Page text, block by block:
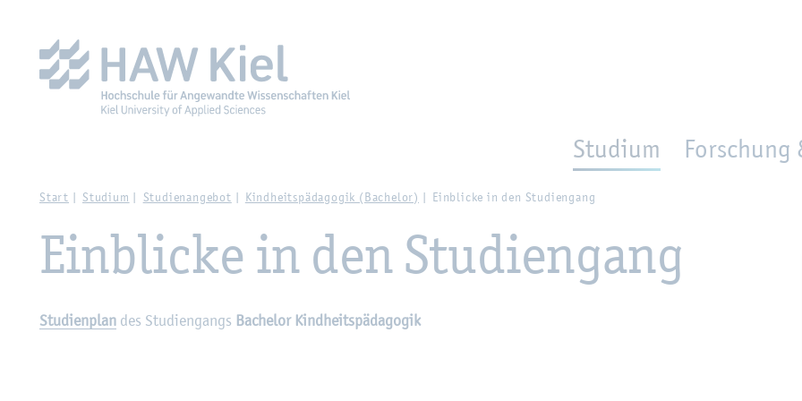
Studium Forschung
Start Stu­di­um Stu­di­en­an­ge­bot Kind­heits­päd­ago­gik (Ba­che­lor) Ein­bli­cke in den Stu­di­en­gang
Ein­bli­cke in den Stu­di­en­gang
Stu­di­en­plan des Stu­di­en­gangs Ba­che­lor Kind­heits­päd­ago­gik